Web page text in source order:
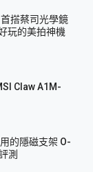
搭蔡司光學鏡
玩的美拍神機
Claw A1M-
的隱磁支架 O-
測